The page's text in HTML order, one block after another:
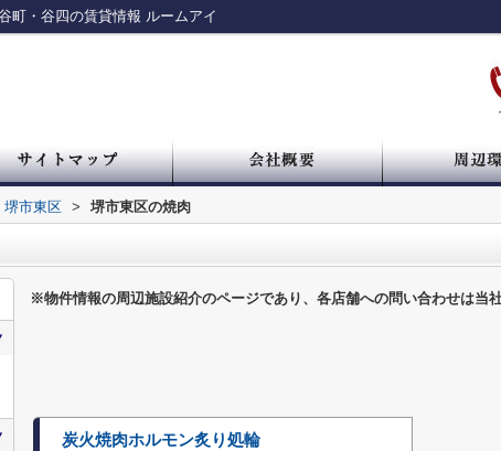
町・谷四の賃貸情報 ルームアイ
堺市東区 > 堺市東区の焼肉
※物件情報の周辺施設紹介のページであり、各店舗への問い合わせは当
炭火焼肉ホルモン炙り処輪